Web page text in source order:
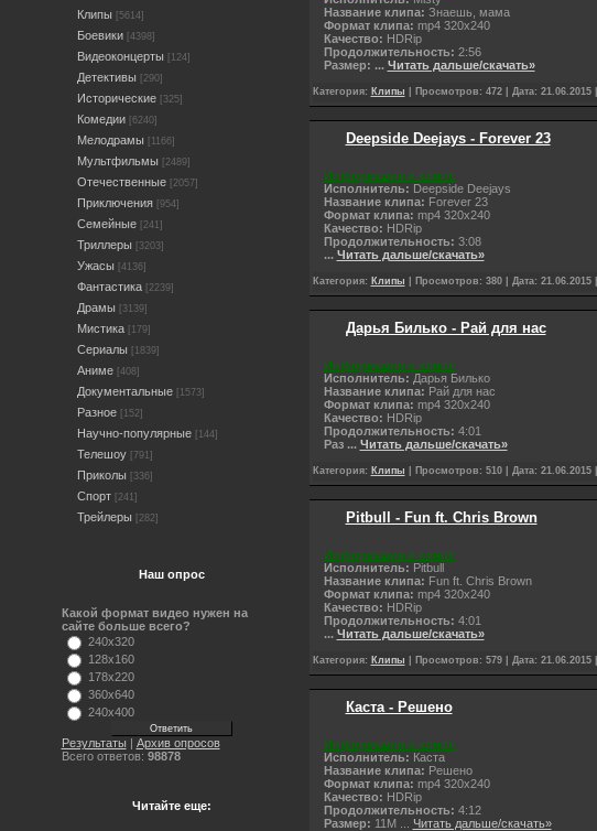
Клипы [5614]
Боевики [4398]
Видеоконцерты [124]
Детективы [290]
Исторические [325]
Комедии [6240]
Мелодрамы [1166]
Мультфильмы [2489]
Отечественные [2057]
Приключения [954]
Семейные [241]
Триллеры [3203]
Ужасы [4136]
Фантастика [2239]
Драмы [3139]
Мистика [179]
Сериалы [1839]
Аниме [408]
Документальные [1573]
Разное [152]
Научно-популярные [144]
Телешоу [791]
Приколы [336]
Спорт [241]
Трейлеры [282]
Наш опрос
Какой формат видео нужен на
сайте больше всего?
240x320
128x160
178x220
360x640
240x400
Результаты | Архив опросов
Всего ответов: 98878
Читайте еще:
Название клипа: Знаешь, мама
Формат клипа: mp4 320x240
Качество: НDRip
Продолжительность: 2:56
Размер: ... Читать дальше/скачать»
Категория: Клипы | Просмотров: 472 | Дата: 21.06.2015|
Deepside Deejays - Forever 23
Информация о клипе
Исполнитель: Deepside Deejays
Название клипа: Forever 23
Формат клипа: mp4 320x240
Качество: НDRip
Продолжительность: 3:08
... Читать дальше/скачать»
Категория: Клипы | Просмотров: 380 | Дата: 21.06.2015|
Дарья Билько - Рай для нас
Информация о клипе
Исполнитель: Дарья Билько
Название клипа: Рай для нас
Формат клипа: mp4 320x240
Качество: НDRip
Продолжительность: 4:01
Раз ... Читать дальше/скачать»
Категория: Клипы | Просмотров: 510 | Дата: 21.06.2015|
Pitbull - Fun ft. Chris Brown
Информация о клипе
Исполнитель: Pitbull
Название клипа: Fun ft. Chris Brown
Формат клипа: mp4 320x240
Качество: НDRip
Продолжительность: 4:01
... Читать дальше/скачать»
Категория: Клипы | Просмотров: 579 | Дата: 21.06.2015|
Каста - Решено
Информация о клипе
Исполнитель: Каста
Название клипа: Решено
Формат клипа: mp4 320x240
Качество: НDRip
Продолжительность: 4:12
Размер: 11M Читать дальше/скачать»